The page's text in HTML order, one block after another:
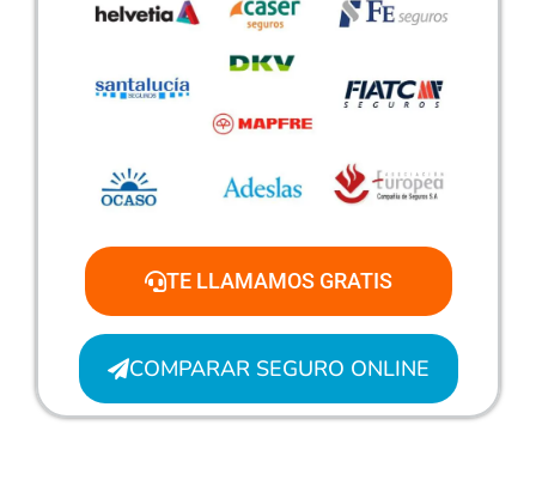
TE LLAMAMOS GRATIS
COMPARAR SEGURO ONLINE